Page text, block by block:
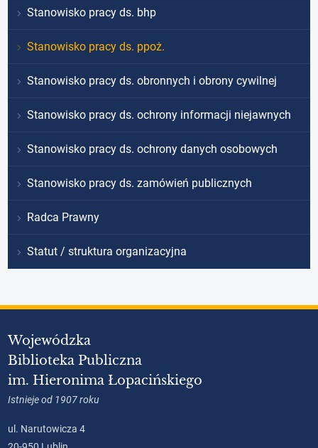
Stanowisko pracy ds. bhp
Stanowisko pracy ds. ppoż.
Stanowisko pracy ds. obronnych i obrony cywilnej
Stanowisko pracy ds. ochrony informacji niejawnych
Stanowisko pracy ds. ochrony danych osobowych
Stanowisko pracy ds. zamówień publicznych
Radca Prawny
Statut / struktura organizacyjna
Wojewódzka
Biblioteka Publiczna
im. Hieronima Łopacińskiego
Istnieje od 1907 roku
ul. Narutowicza 4